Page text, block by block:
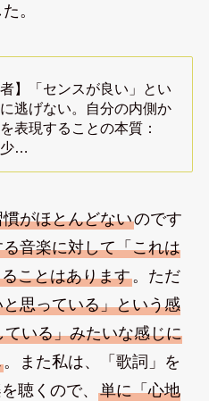
。
者】「センスが良い」とい
逃げない。自分の内側か
表現することの本質：
少…
がほとんどないのです
音楽に対して「これは
ことはあります。ただ
思っている」という感
いる」みたいな感じに
。また私は、「歌詞」を
聴くので、 単に「心地